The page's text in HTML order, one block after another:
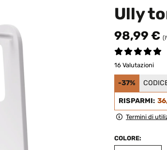
Ully
98,99 €
16 Valutazioni
-37%
RISPARMI:
Termini di
COLORE: